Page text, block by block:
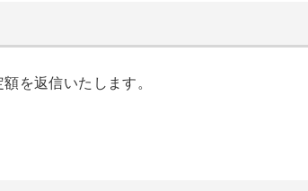
を返信いたします。